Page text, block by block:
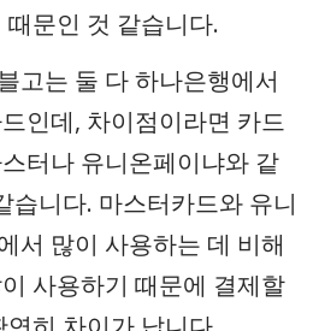
문인 것 같습니다.
고는 둘 다 하나은행에서
인데, 차이점이라면 카드
터나 유니온페이냐와 같
습니다. 마스터카드와 유니
서 많이 사용하는 데 비해
사용하기 때문에 결제할